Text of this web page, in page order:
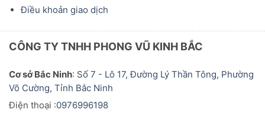
Điều khoản giao dịch
CÔNG TY TNHH PHONG VŨ KINH BẮC
Cơ sở Bắc Ninh: Số 7 - Lô 17, Đường Lý Thần Tông, Phường
Võ Cường, Tỉnh Bắc Ninh
Điện thoại :0976996198